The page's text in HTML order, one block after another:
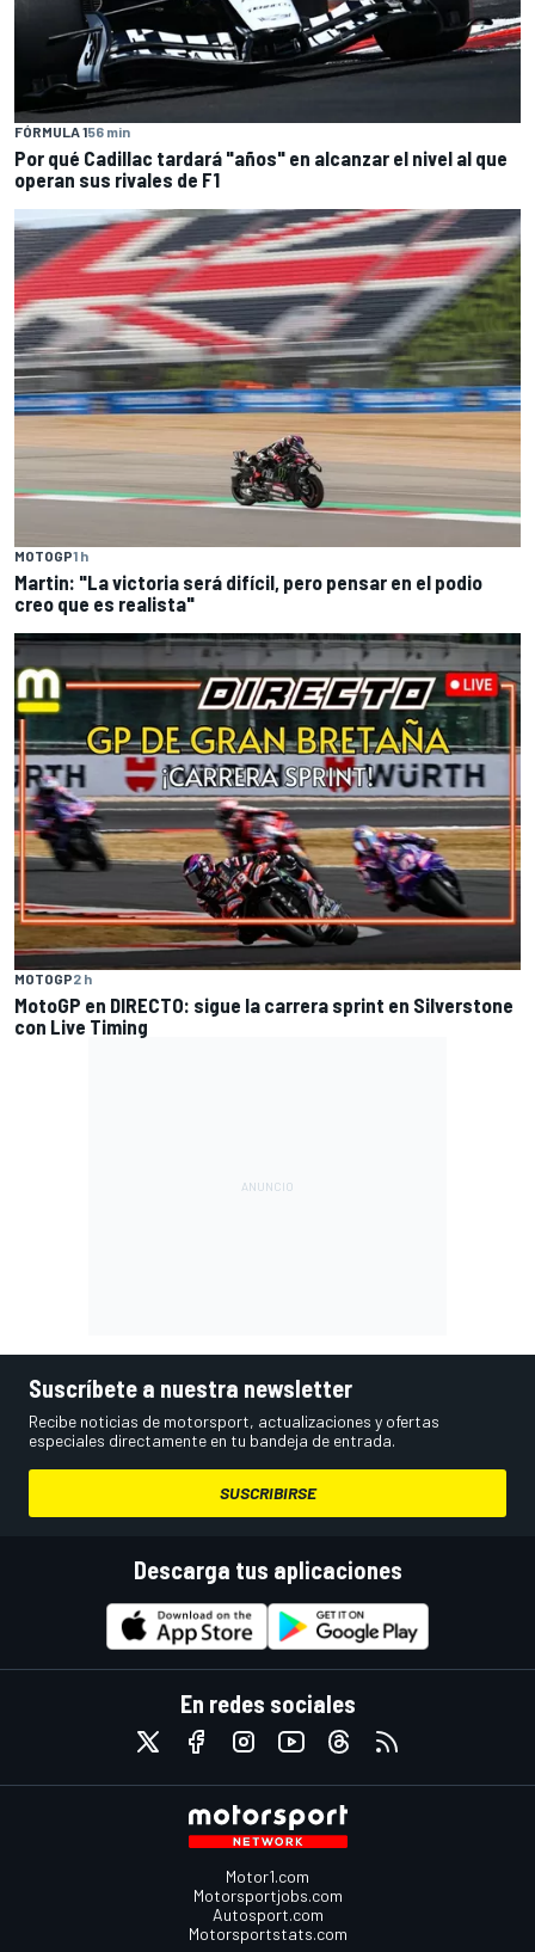
FÓRMULA 156 min
Por qué Cadillac tardará "años" en alcanzar el nivel al que
operan sus rivales de F1
MOTOGP1 h
Martin: "La victoria será difícil, pero pensar en el podio
creo que es realista"
MOTOGP2 h
MotoGP en DIRECTO: sigue la carrera sprint en Silverstone
con Live Timing
Suscríbete a nuestra newsletter
Recibe noticias de motorsport, actualizaciones y ofertas
especiales directamente en tu bandeja de entrada.
SUSCRIBIRSE
Descarga tus aplicaciones
En redes sociales
Motor1.com
Motorsportjobs.com
Autosport.com
Motorsportstats.com